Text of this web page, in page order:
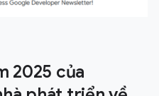
2025 của